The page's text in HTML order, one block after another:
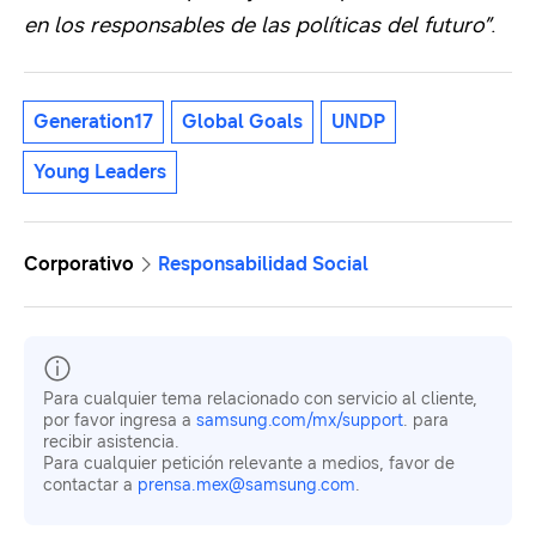
en los responsables de las políticas del futuro”.
Generation17 Global Goals UNDP
Young Leaders
Corporativo Responsabilidad Social
Para cualquier tema relacionado con servicio al cliente,
por favor ingresa a samsung.com/mx/support. para
recibir asistencia.
Para cualquier petición relevante a medios, favor de
contactar a prensa.mex@samsung.com.